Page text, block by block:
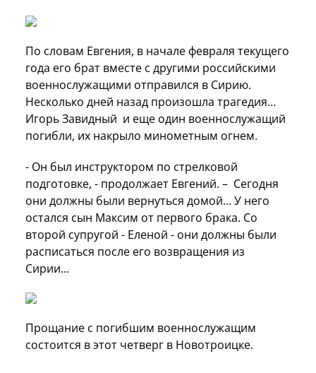
По словам Евгения, в начале февраля текущего
года его брат вместе с другими российскими
военнослужащими отправился в Сирию.
Несколько дней назад произошла трагедия…
Игорь Завидный и еще один военнослужащий
погибли, их накрыло минометным огнем.
- Он был инструктором по стрелковой
подготовке, - продолжает Евгений. – Сегодня
они должны были вернуться домой… У него
остался сын Максим от первого брака. Со
второй супругой - Еленой - они должны были
расписаться после его возвращения из
Сирии…
Прощание с погибшим военнослужащим
состоится в этот четверг в Новотроицке.